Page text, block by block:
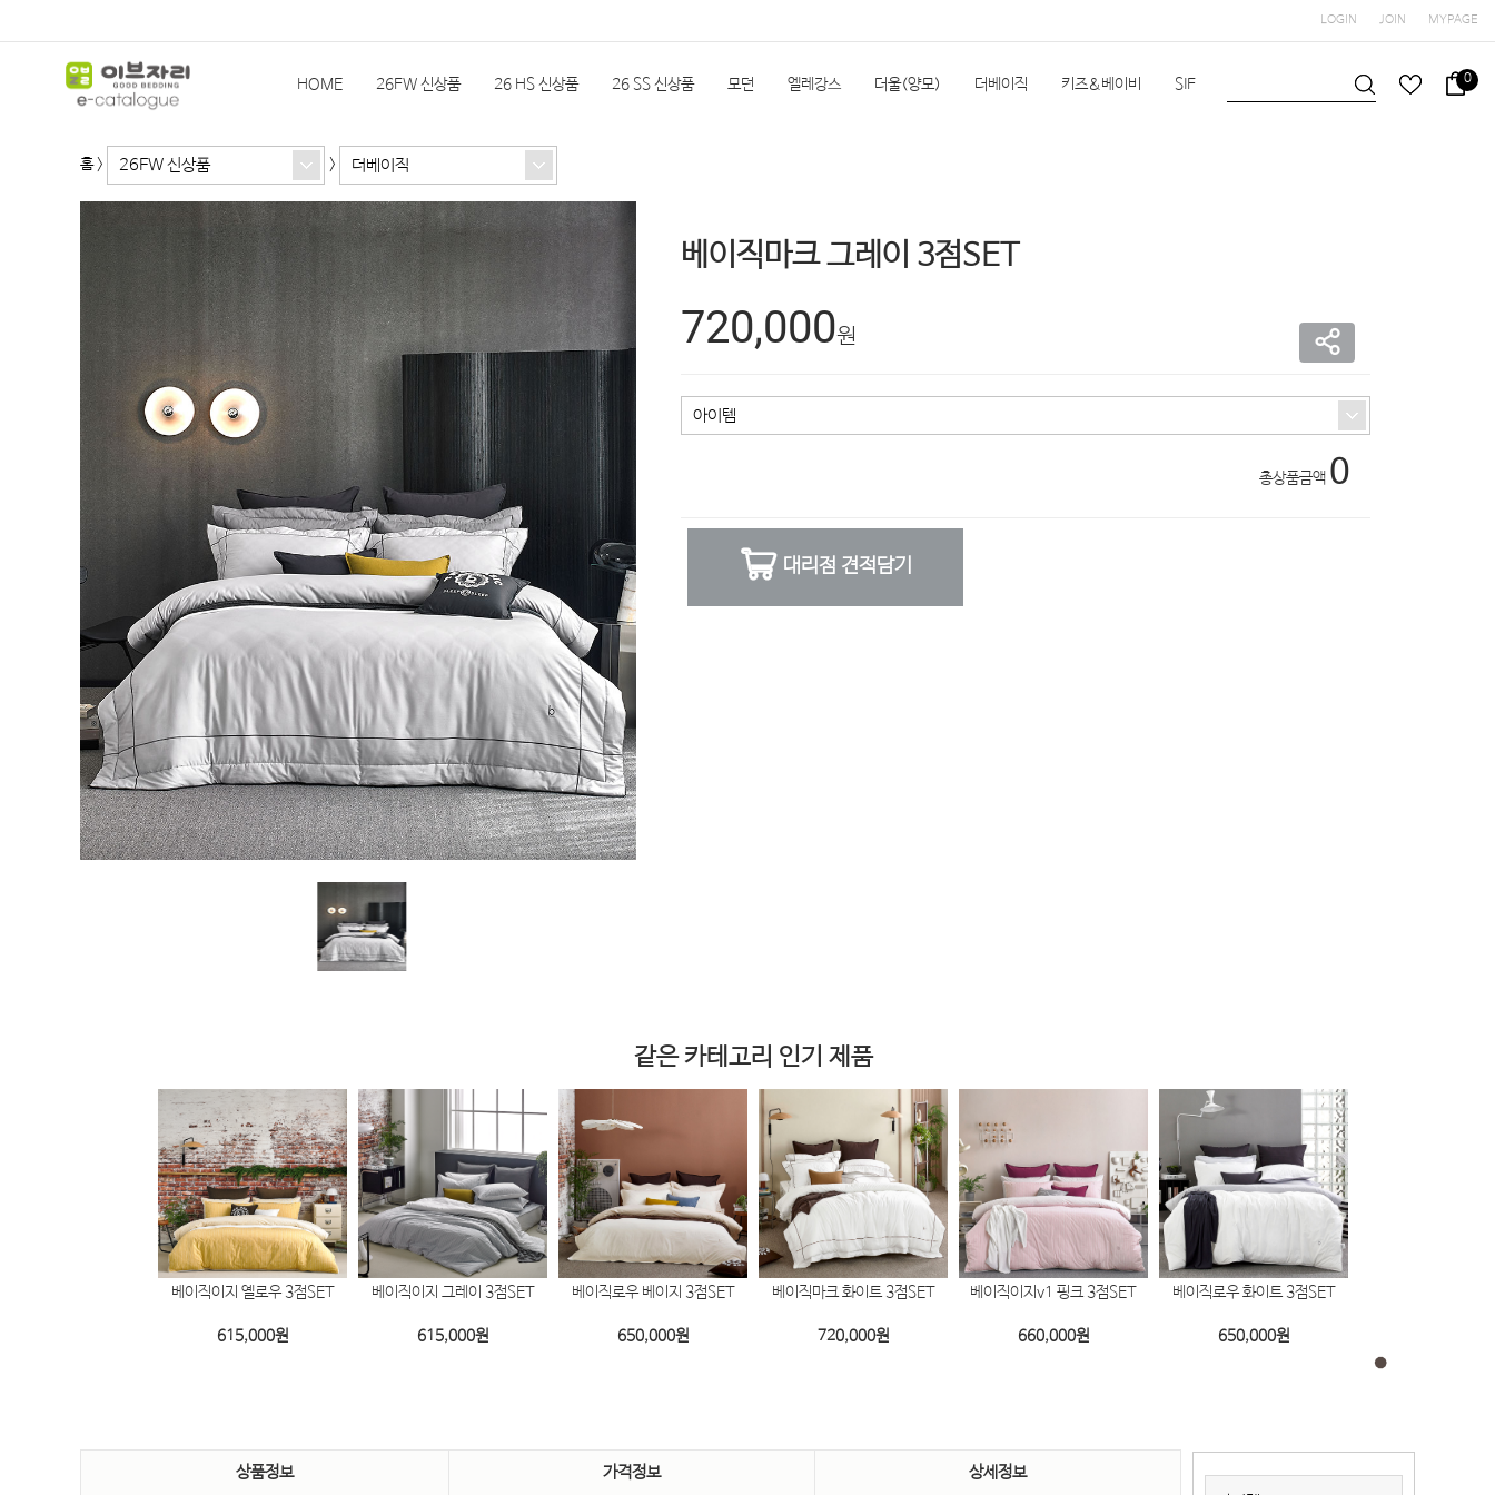
LOGIN JOIN MYPAGE
HOME 26FW 신상품 26 HS 신상품 26 SS 신상품 모던 엘레강스 더울(양모) 더베이직 키즈&베이비 SIF
슬립앤슬립 HEIMa 한실단품
기획상품(발주) 이전 시즌 REVIEW
0
홈> 26FW 신상품 > 더베이직
베이직마크 그레이 3점SET
720,000원
아이템
총상품금액 0
대리점 견적담기
같은 카테고리 인기 제품
베이직이지 옐로우 3점SET
615,000원
베이직이지 그레이 3점SET
615,000원
베이직로우 베이지 3점SET
650,000원
베이직마크 화이트 3점SET
720,000원
베이직이지v1 핑크 3점SET
660,000원
베이직로우 화이트 3점SET
650,000원
상품정보 가격정보
상세정보